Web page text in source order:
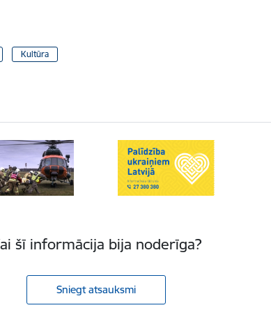
Kultūra
šī informācija bija noderīga?
Sniegt atsauksmi